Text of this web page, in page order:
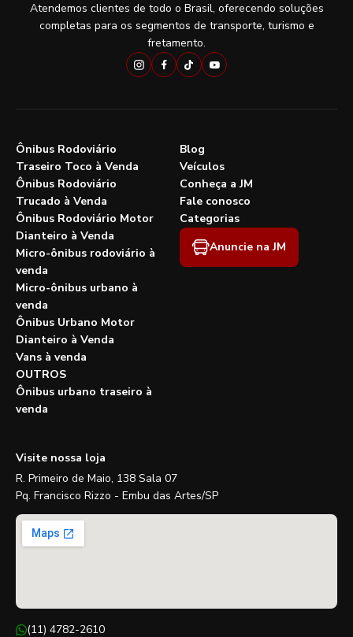
Atendemos clientes de todo o Brasil, oferecendo soluções
completas para os segmentos de transporte, turismo e
fretamento.
Ônibus Rodoviário
Traseiro Toco à Venda
Ônibus Rodoviário
Trucado à Venda
Ônibus Rodoviário Motor
Dianteiro à Venda
Micro-ônibus rodoviário à
venda
Micro-ônibus urbano à
venda
Ônibus Urbano Motor
Dianteiro à Venda
Vans à venda
OUTROS
Ônibus urbano traseiro à
venda
Blog
Veículos
Conheça a JM
Fale conosco
Categorias
Anuncie na JM
Visite nossa loja
R. Primeiro de Maio, 138 Sala 07
Pq. Francisco Rizzo - Embu das Artes/SP
(11) 4782-2610